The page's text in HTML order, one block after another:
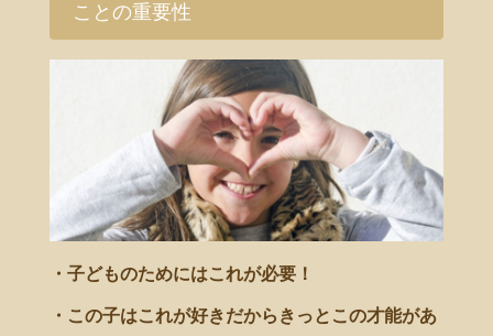
ことの重要性
・子どものためにはこれが必要！
・この子はこれが好きだからきっとこの才能があ